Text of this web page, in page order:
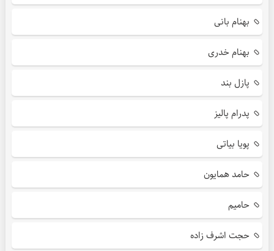
بهنام بانی
بهنام خدری
پازل بند
پدرام پالیز
پویا بیاتی
حامد همایون
حامیم
حجت اشرف زاده